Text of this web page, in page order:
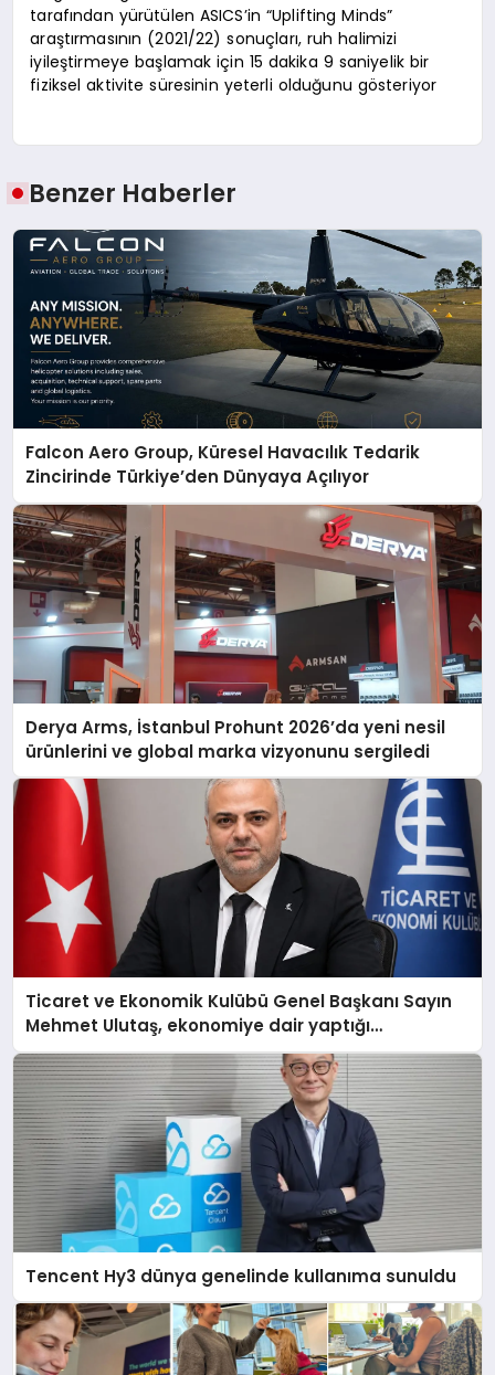
tarafından yürütülen ASICS’in “Uplifting Minds”
araştırmasının (2021/22) sonuçları, ruh halimizi
iyileştirmeye başlamak için 15 dakika 9 saniyelik bir
fiziksel aktivite süresinin yeterli olduğunu gösteriyor
Benzer Haberler
Falcon Aero Group, Küresel Havacılık Tedarik
Zincirinde Türkiye’den Dünyaya Açılıyor
Derya Arms, İstanbul Prohunt 2026’da yeni nesil
ürünlerini ve global marka vizyonunu sergiledi
Ticaret ve Ekonomik Kulübü Genel Başkanı Sayın
Mehmet Ulutaş, ekonomiye dair yaptığı
açıklamada şunları kaydetti:
Tencent Hy3 dünya genelinde kullanıma sunuldu